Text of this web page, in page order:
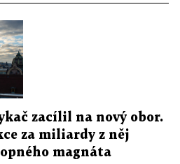
zacílil na nový obor.
za miliardy z něj
magnáta